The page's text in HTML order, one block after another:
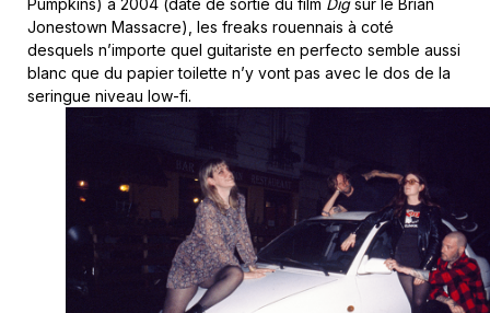
Pumpkins) à 2004 (date de sortie du film Digsur le Brian
Jonestown Massacre), les freaks rouennais à coté
desquels n’importe quel guitariste en perfecto semble aussi
blanc que du papier toilette n’y vont pas avec le dos de la
seringue niveau low-fi.